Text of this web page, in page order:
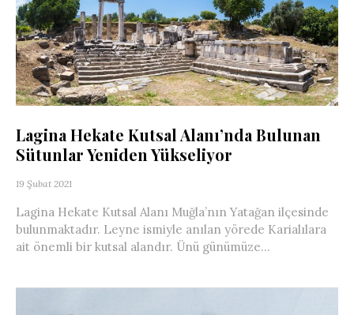
Lagina Hekate Kutsal Alanı’nda Bulunan
Sütunlar Yeniden Yükseliyor
19 Şubat 2021
Lagina Hekate Kutsal Alanı Muğla’nın Yatağan ilçesinde
bulunmaktadır. Leyne ismiyle anılan yörede Karialılara
ait önemli bir kutsal alandır. Ünü günümüze...